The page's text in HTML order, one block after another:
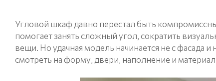
Угловой шкаф давно перестал быть
помогает занять сложный угол, сократить
вещи. Но удачная модель начинается не с
смотреть на форму, двери, наполнение и